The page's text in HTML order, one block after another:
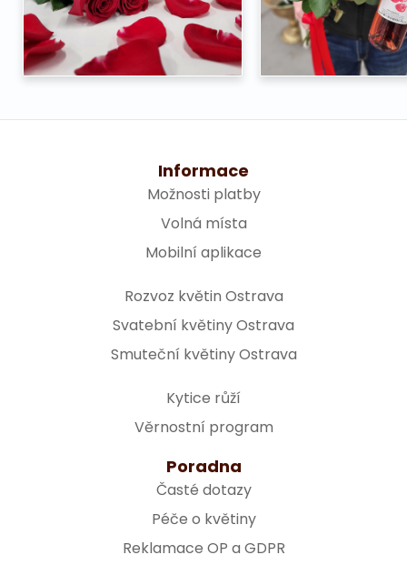
Informace
Možnosti platby
Volná místa
Mobilní aplikace
Rozvoz květin Ostrava
Svatební květiny Ostrava
Smuteční květiny Ostrava
Kytice růží
Věrnostní program
Poradna
Časté dotazy
Péče o květiny
Reklamace OP a GDPR